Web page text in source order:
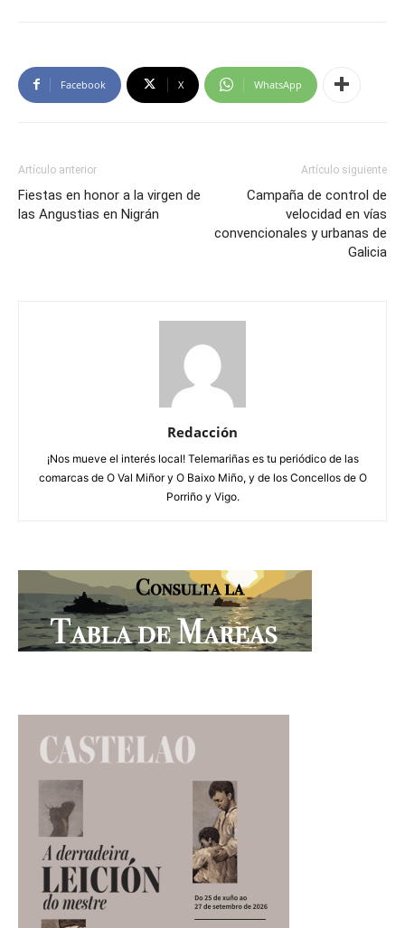
Facebook X WhatsApp
Artículo anterior
Fiestas en honor a la virgen de
las Angustias en Nigrán
Artículo siguiente
Campaña de control de
velocidad en vías
convencionales y urbanas de
Galicia
Redacción
¡Nos mueve el interés local! Telemariñas es tu periódico de las
comarcas de O Val Miñor y O Baixo Miño, y de los Concellos de O
Porriño y Vigo.